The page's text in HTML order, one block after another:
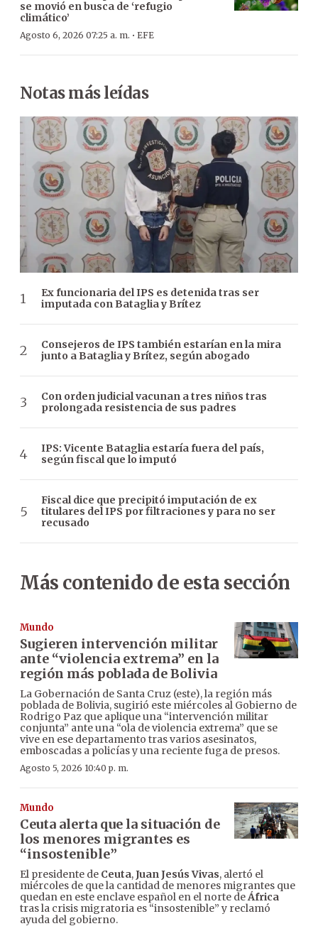
se movió en busca de ‘refugio
climático’
Agosto 6, 2026 07:25 a. m. · EFE
Notas más leídas
Ex funcionaria del IPS es detenida tras ser
imputada con Bataglia y Brítez
Consejeros de IPS también estarían en la mira
junto a Bataglia y Brítez, según abogado
Con orden judicial vacunan a tres niños tras
prolongada resistencia de sus padres
IPS: Vicente Bataglia estaría fuera del país,
según fiscal que lo imputó
Fiscal dice que precipitó imputación de ex
titulares del IPS por filtraciones y para no ser
recusado
Más contenido de esta sección
Mundo
Sugieren intervención militar
ante “violencia extrema” en la
región más poblada de Bolivia
La Gobernación de Santa Cruz (este), la región más
poblada de Bolivia, sugirió este miércoles al Gobierno de
Rodrigo Paz que aplique una “intervención militar
conjunta” ante una “ola de violencia extrema” que se
vive en ese departamento tras varios asesinatos,
emboscadas a policías y una reciente fuga de presos.
Agosto 5, 2026 10:40 p. m.
Mundo
Ceuta alerta que la situación de
los menores migrantes es
“insostenible”
El presidente de Ceuta,Juan Jesús Vivas, alertó el
miércoles de que la cantidad de menores migrantes que
quedan en este enclave español en el norte deÁfrica
tras la crisis migratoria es “insostenible” y reclamó
ayuda del gobierno.